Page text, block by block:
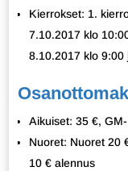
Kierrokset: 1.
7.10.2017 klo
8.10.2017 klo 9:00
Aikuiset: 35 €,
Nuoret: Nuoret 20
10 € alennus